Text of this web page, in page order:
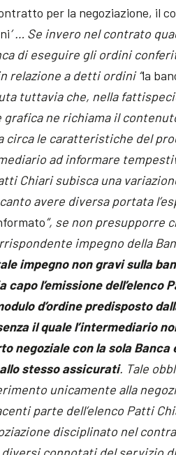
per la negoziazione, il
’ … Se invero nel contrato
di eseguire gli ordini
relazione a detti ordini “la
tuttavia che, nella
grafica ne richiama il
circa le caratteristiche del
ad informare
Chiari subisca una
avere diversa portata
”, se non presupporre
impegno della
impegno non gravi sulla
l’emissione
d’ordine predisposto
il quale l’intermediario
negoziale con la sola
stesso assicurati. Tale
unicamente alla
parte dell’elenco Patti
disciplinato nel